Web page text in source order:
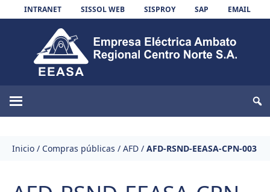
Skip to content
INTRANET SISSOL WEB SISPROY SAP EMAIL
EEASA
Inicio / Compras públicas / AFD / AFD-RSND-EEASA-CPN-003